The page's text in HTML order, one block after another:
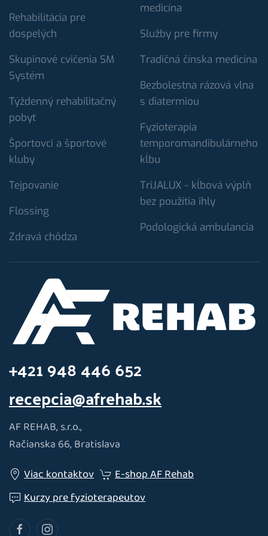
Rehabilitácia pre
dospelých
Skupinové cvičenia SM
Systém
Týždenný rehabilitačný
pobyt
Športovci a športové
kluby
Tejpovanie
Flossing
Zdravá chôdza
medicína
Služby pre firmy
Tradičná čínska medicína
Bezbolestna rázová vlna
s diatermiou
Fyzioterapia
temporomandibulárneho
kĺbu
TriJALUX - kĺbová výplň
bez použitia ihly
Podologická ambulancia
+421 948 446 652
recepcia@afrehab.sk
AF REHAB, s.r.o.,
Račianska 66, Bratislava
Viac kontaktov
E-shop AF Rehab
Kurzy pre fyzioterapeutov